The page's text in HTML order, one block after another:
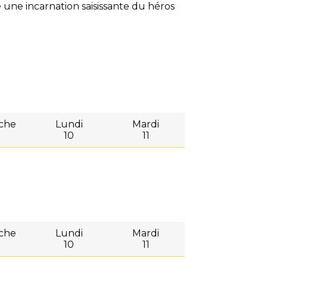
incarnation saisissante du héros
Lundi
10
Mardi
11
Lundi
10
Mardi
11